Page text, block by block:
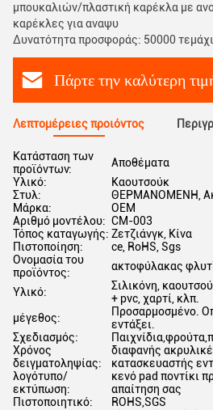
μπουκαλιών/πλαστική καρέκλα με
καρέκλες για αναψυ
Δυνατότητα προσφοράς: 50000
Πάρτε την καλύτερη
Λεπτομέρειες προιόντος
Κατάσταση των
προϊόντων:
Αποθέματα
Υλικό:
Καουτσούκ
Στυλ:
ΘΕΡΜΑΝΟΜΕΝΗ,
Μάρκα:
OEM
Αριθμό μοντέλου: CM-003
Τόπος καταγωγής: Ζετζιάνγκ, Κίνα
Πιστοποίηση:
ce, RoHS, Sgs
Ονομασία του
προϊόντος:
ακτοφύλακας
Υλικό:
Σιλικόνη,
+ pvc, χαρτί, κλπ.
μέγεθος:
Προσαρμοσμένο.
εντάξει.
Σχεδιασμός:
Χρόνος
δειγματοληψίας:
διαφανής
κατασκευαστής
λογότυπο/
εκτύπωση:
κενό pad ποντίκι
απαίτηση σας
Πιστοποιητικό:
ROHS,SGS